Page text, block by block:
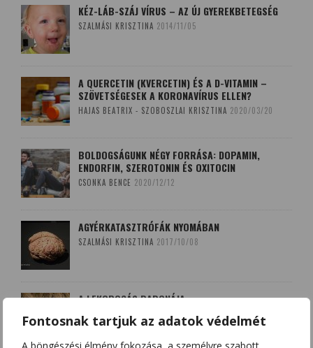
Fontosnak tartjuk az adatok védelmét
A böngészési élmény fokozása, a személyre szabott
KÉZ-LÁB-SZÁJ VÍRUS – AZ ÚJ GYEREKBETEGSÉG
SZALMÁSI KRISZTINA 2014/11/05
A QUERCETIN (KVERCETIN) ÉS A D-VITAMIN –
SZÖVETSÉGESEK A KORONAVÍRUS ELLEN?
HAJAS BEATRIX - SZOBOSZLAI KRISZTINA 2020/03/20
BOLDOGSÁGUNK NÉGY FORRÁSA: DOPAMIN,
ENDORFIN, SZEROTONIN ÉS OXITOCIN
CSONKA BENCE 2020/12/12
AGYÉRKATASZTRÓFÁK NYOMÁBAN
SZALMÁSI KRISZTINA 2017/10/08
A LEKOPOGÁS BABONÁJA
SZOBOSZLAI KRISZTINA 2018/03/15